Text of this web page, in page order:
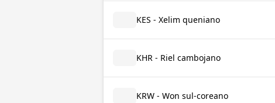
KES - Xelim queniano
KHR - Riel cambojano
KRW - Won sul-coreano